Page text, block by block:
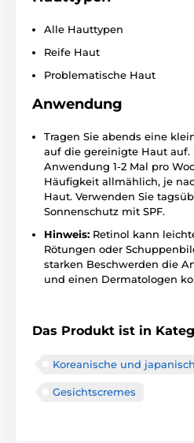
Alle Hauttypen
Reife Haut
Problematische Haut
Anwendung
Tragen Sie abends eine
auf die gereinigte Haut
Anwendung 1-2 Mal pro
Häufigkeit allmählich, je
Haut. Verwenden Sie
Sonnenschutz mit SPF.
Hinweis: Retinol kann
Rötungen oder
starken Beschwerden die
und einen Dermatologen
Das Produkt ist in
Koreanische und
Gesichtscremes